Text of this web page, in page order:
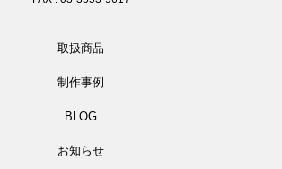
取扱商品
制作事例
BLOG
お知らせ